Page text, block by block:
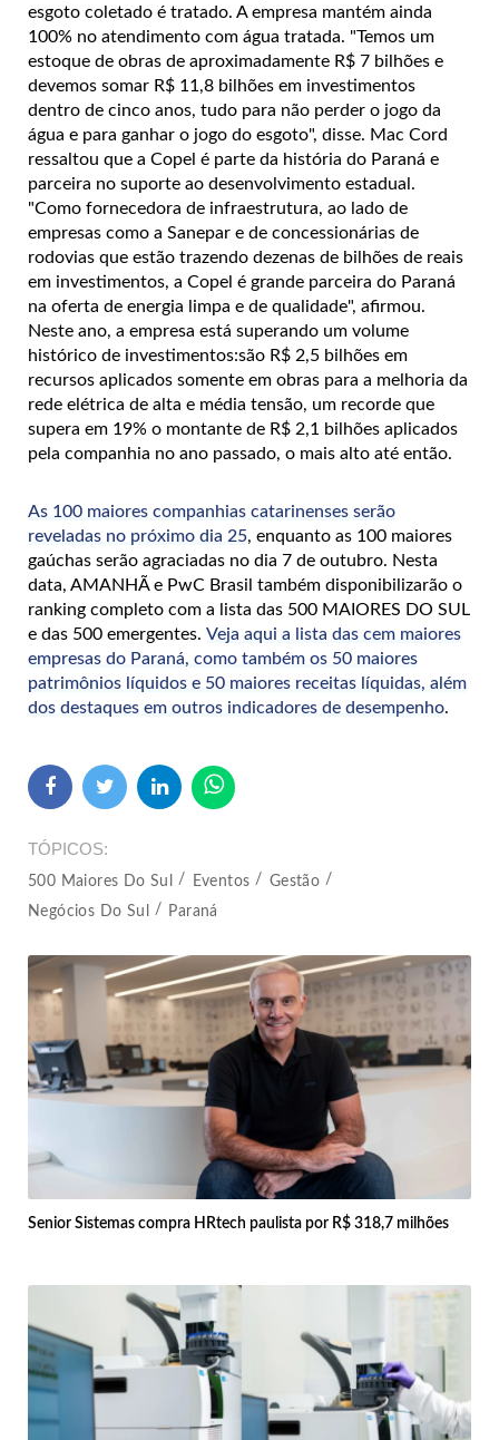
esgoto coletado é tratado. A empresa mantém ainda
100% no atendimento com água tratada. "Temos um
estoque de obras de aproximadamente R$ 7 bilhões e
devemos somar R$ 11,8 bilhões em investimentos
dentro de cinco anos, tudo para não perder o jogo da
água e para ganhar o jogo do esgoto", disse. Mac Cord
ressaltou que a Copel é parte da história do Paraná e
parceira no suporte ao desenvolvimento estadual.
"Como fornecedora de infraestrutura, ao lado de
empresas como a Sanepar e de concessionárias de
rodovias que estão trazendo dezenas de bilhões de reais
em investimentos, a Copel é grande parceira do Paraná
na oferta de energia limpa e de qualidade", afirmou.
Neste ano, a empresa está superando um volume
histórico de investimentos:são R$ 2,5 bilhões em
recursos aplicados somente em obras para a melhoria da
rede elétrica de alta e média tensão, um recorde que
supera em 19% o montante de R$ 2,1 bilhões aplicados
pela companhia no ano passado, o mais alto até então.
As 100 maiores companhias catarinenses serão
reveladas no próximo dia 25, enquanto as 100 maiores
gaúchas serão agraciadas no dia 7 de outubro. Nesta
data, AMANHÃ e PwC Brasil também disponibilizarão o
ranking completo com a lista das 500 MAIORES DO SUL
e das 500 emergentes. Veja aqui a lista das cem maiores
empresas do Paraná, como também os 50 maiores
patrimônios líquidos e 50 maiores receitas líquidas, além
dos destaques em outros indicadores de desempenho.
TÓPICOS
500 Maiores Do Sul Eventos
Gestão
Negócios Do Sul
Paraná
Senior Sistemas compra HRtech paulista por R$ 318,7 milhões